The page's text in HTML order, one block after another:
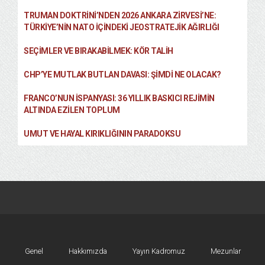
TRUMAN DOKTRINI’NDEN 2026 ANKARA ZIRVESI’NE:
TÜRKIYE’NIN NATO İÇINDEKI JEOSTRATEJIK AĞIRLIĞI
SEÇIMLER VE BIRAKABILMEK: KÖR TALIH
CHP’YE MUTLAK BUTLAN DAVASI: ŞİMDİ NE OLACAK?
FRANCO’NUN İSPANYASI: 36 YILLIK BASKICI REJIMIN
ALTINDA EZILEN TOPLUM
UMUT VE HAYAL KIRIKLIĞININ PARADOKSU
Genel Hakkımızda Yayın Kadromuz Mezunlar